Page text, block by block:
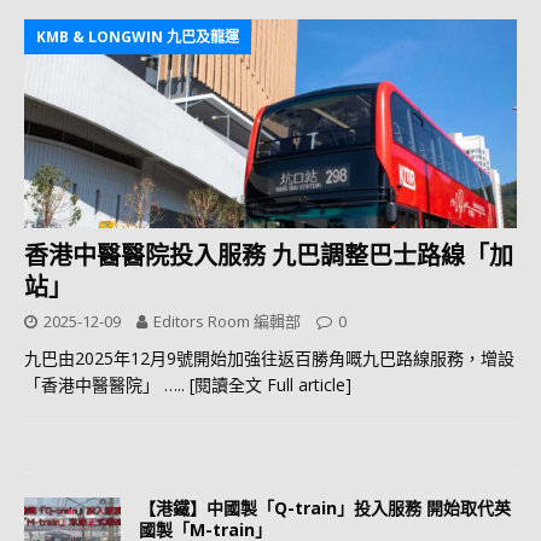
KMB & LONGWIN 九巴及龍運
香港中醫醫院投入服務 九巴調整巴士路線「加
站」
2025-12-09 Editors Room 編輯部 0
九巴由2025年12月9號開始加強往返百勝角嘅九巴路線服務，增設
「香港中醫醫院」 ….. [閱讀全文 Full article]
【港鐵】中國製「Q-train」投入服務 開始取代英
國製「M-train」